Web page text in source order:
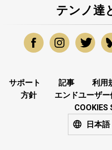
テンノ達
サポート 記事 利用
方針
エンドユーザー
COOKIES
日本語